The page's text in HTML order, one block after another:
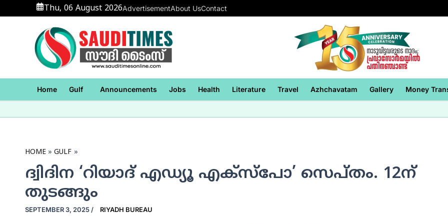
to
Thu, 06 August 2026AdvertisementAbout UsContact
Home Gulf Announcements Jobs Health Literature Travel Azhchavatam Gallery Money
HOME GULF
ദ്വിദിന ‘റിയാദ് എഡ്യൂ എക്‌സ്‌പോ’ സെപ്തം. 12ന്
തുടങ്ങും
SEPTEMBER 3, 2025 / RIYADH BUREAU